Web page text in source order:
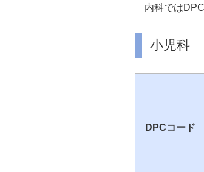
内科ではDPC
小児科
DPCコード